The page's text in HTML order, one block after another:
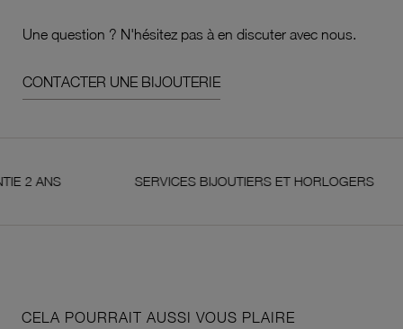
Une question ? N'hésitez pas à en discuter avec nous.
CONTACTER UNE BIJOUTERIE
SERVICES BIJOUTIERS ET HORLOGERS
CELA POURRAIT AUSSI VOUS PLAIRE